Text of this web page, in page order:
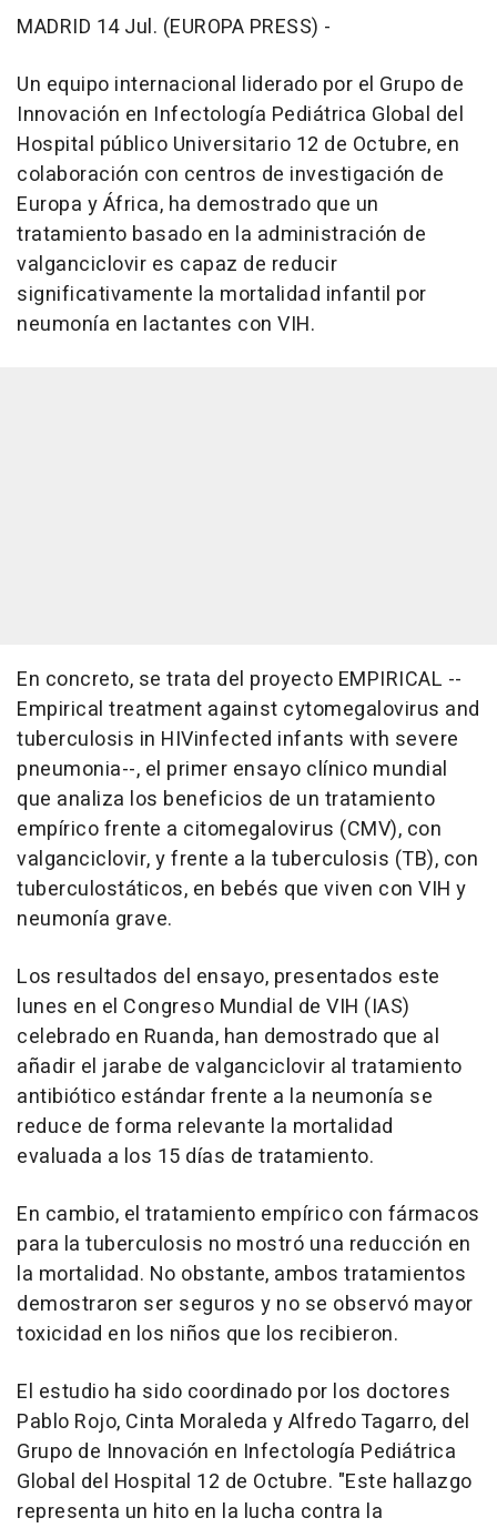
MADRID 14 Jul. (EUROPA PRESS) -
Un equipo internacional liderado por el Grupo de
Innovación en Infectología Pediátrica Global del
Hospital público Universitario 12 de Octubre, en
colaboración con centros de investigación de
Europa y África, ha demostrado que un
tratamiento basado en la administración de
valganciclovir es capaz de reducir
significativamente la mortalidad infantil por
neumonía en lactantes con VIH.
En concreto, se trata del proyecto EMPIRICAL --
Empirical treatment against cytomegalovirus and
tuberculosis in HIVinfected infants with severe
pneumonia--, el primer ensayo clínico mundial
que analiza los beneficios de un tratamiento
empírico frente a citomegalovirus (CMV), con
valganciclovir, y frente a la tuberculosis (TB), con
tuberculostáticos, en bebés que viven con VIH y
neumonía grave.
Los resultados del ensayo, presentados este
lunes en el Congreso Mundial de VIH (IAS)
celebrado en Ruanda, han demostrado que al
añadir el jarabe de valganciclovir al tratamiento
antibiótico estándar frente a la neumonía se
reduce de forma relevante la mortalidad
evaluada a los 15 días de tratamiento.
En cambio, el tratamiento empírico con fármacos
para la tuberculosis no mostró una reducción en
la mortalidad. No obstante, ambos tratamientos
demostraron ser seguros y no se observó mayor
toxicidad en los niños que los recibieron.
El estudio ha sido coordinado por los doctores
Pablo Rojo, Cinta Moraleda y Alfredo Tagarro, del
Grupo de Innovación en Infectología Pediátrica
Global del Hospital 12 de Octubre. "Este hallazgo
representa un hito en la lucha contra la